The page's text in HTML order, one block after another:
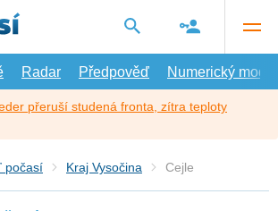
Radar Předpověď Numerický model
přeruší studená fronta, zítra teploty
počasí Kraj Vysočina Cejle